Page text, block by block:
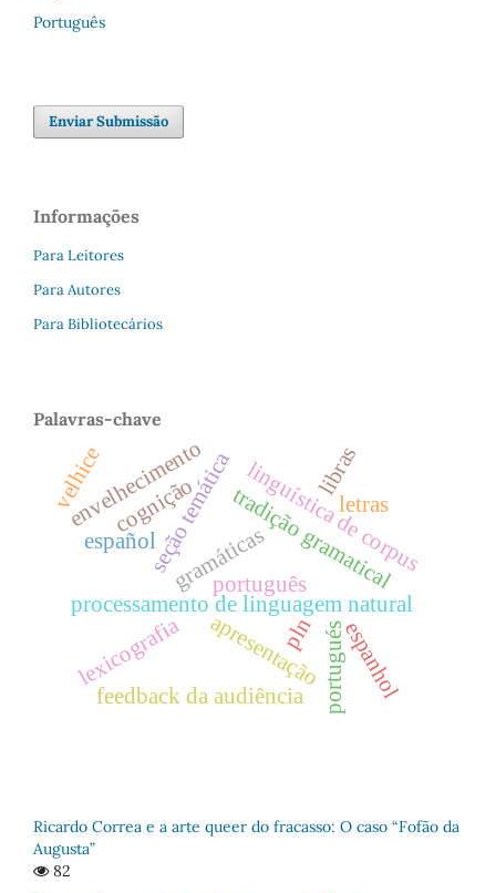
Português
Enviar Submissão
Informações
Para Leitores
Para Autores
Para Bibliotecários
Palavras-chave
linguística de corpus
processamento de linguagem natural
letras
apresentação
seção temática
cognição
gramáticas
portugués
español tradição gramatical
português
espanhol
feedback da audiência
libras
lexicografia pln
envelhecimento
velhice
Ricardo Correa e a arte queer do fracasso: O caso “Fofão da
Augusta”
82